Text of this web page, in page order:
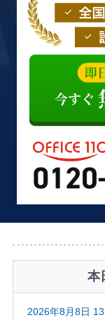
本
2026年8月8日